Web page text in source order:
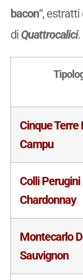
bacon“, estratti
di Quattrocalici.
Cinque Terre
Campu
Colli Perugini
Chardonnay
Montecarlo
Sauvignon